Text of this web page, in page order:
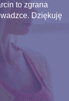
to zgrana
Dziękuję